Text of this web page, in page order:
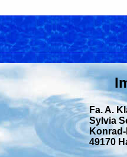
Fa. A.
Sylvia
Konrad-
49170